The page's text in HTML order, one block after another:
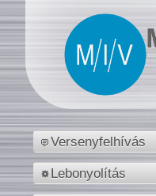
Versenyfelhívás
Lebonyolítás